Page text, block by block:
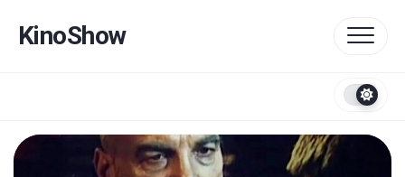
содержанию
KinoShow